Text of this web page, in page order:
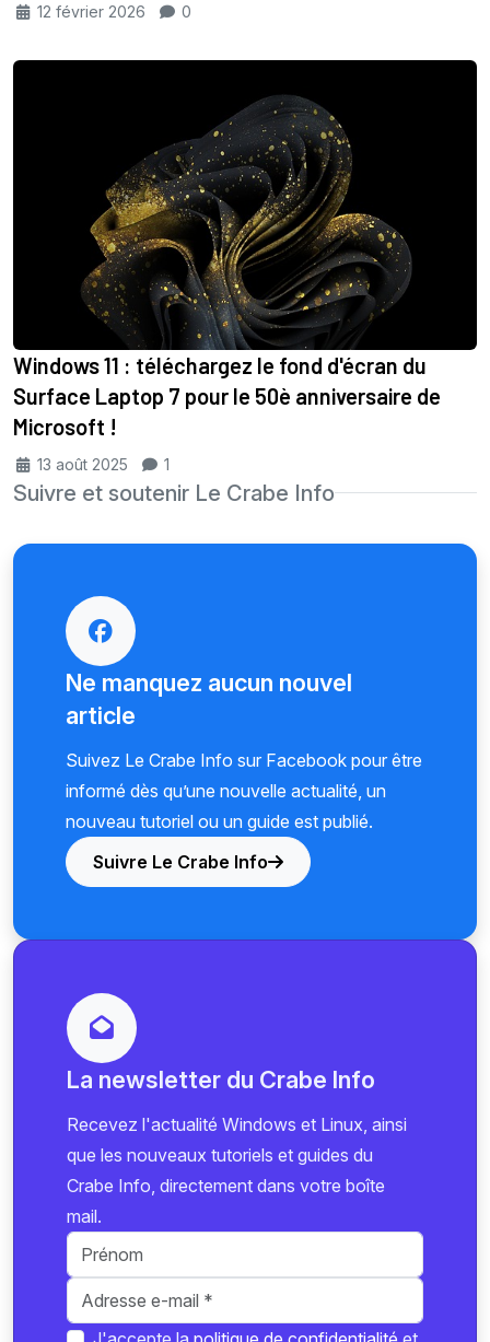
12 février 2026 0
Windows 11 : téléchargez le fond d'écran du
Surface Laptop 7 pour le 50è anniversaire de
Microsoft !
13 août 2025 1
Suivre et soutenir Le Crabe Info
Ne manquez aucun nouvel
article
Suivez Le Crabe Info sur Facebook pour être
informé dès qu’une nouvelle actualité, un
nouveau tutoriel ou un guide est publié.
Suivre Le Crabe Info
La newsletter du Crabe Info
Recevez l'actualité Windows et Linux, ainsi
que les nouveaux tutoriels et guides du
Crabe Info, directement dans votre boîte
mail.